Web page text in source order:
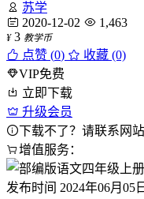
苏学
2020-12-02
1,463
¥ 3 教学币
点赞 (0)
收藏 (0)
VIP免费
立即下载
升级会员
下载不了？请联系网
增值服务：
发布时间 2024年06月05日